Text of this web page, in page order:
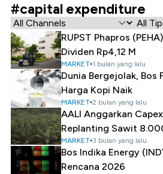
#capital expenditure
RUPST Phapros
Dividen Rp4,12 M
MARKET 1 bulan yang lalu
Dunia Bergejolak, Bos
Harga Kopi Naik
MARKET 2 bulan yang lalu
AALI Anggarkan
Replanting Sawit
MARKET 3 bulan yang lalu
Bos Indika Energy
Rencana 2026